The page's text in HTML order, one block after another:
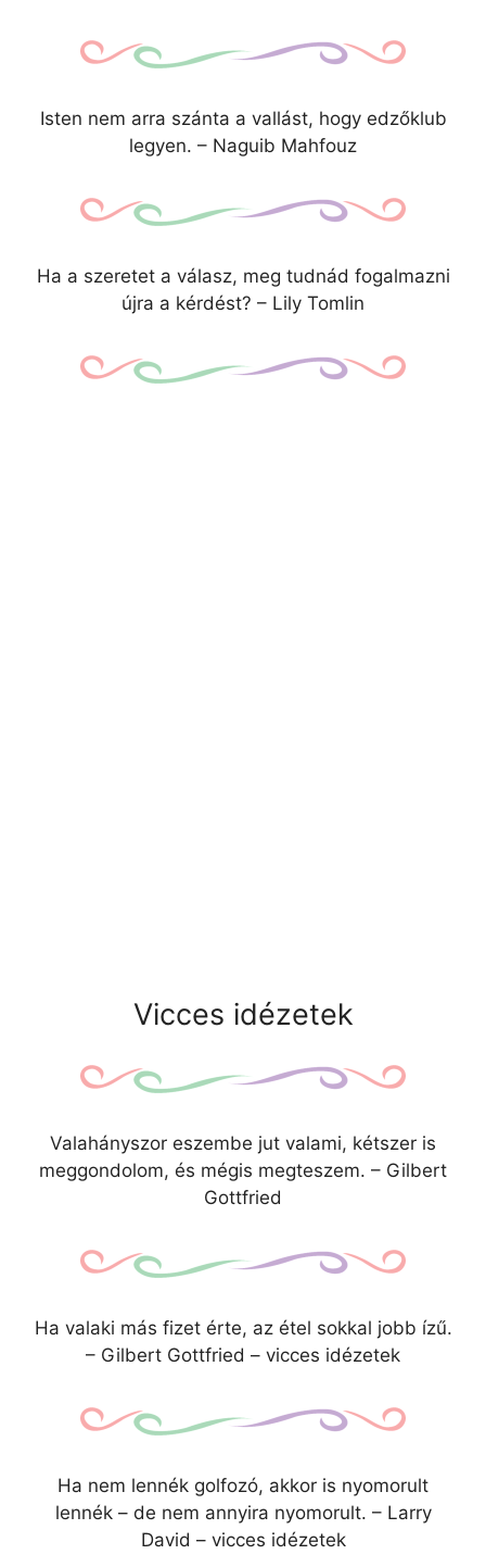
Isten nem arra szánta a vallást, hogy edzőklub
legyen. – Naguib Mahfouz
Ha a szeretet a válasz, meg tudnád fogalmazni
újra a kérdést? – Lily Tomlin
Vicces idézetek
Valahányszor eszembe jut valami, kétszer is
meggondolom, és mégis megteszem. – Gilbert
Gottfried
Ha valaki más fizet érte, az étel sokkal jobb ízű.
– Gilbert Gottfried – vicces idézetek
Ha nem lennék golfozó, akkor is nyomorult
lennék – de nem annyira nyomorult. – Larry
David – vicces idézetek